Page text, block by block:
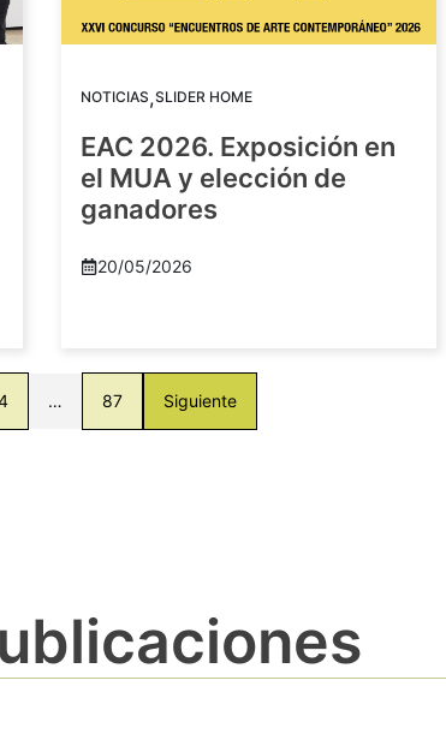
NOTICIAS,SLIDER HOME
EAC 2026. Exposición en
el MUA y elección de
ganadores
20/05/2026
… 87 Siguiente